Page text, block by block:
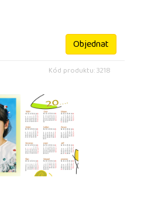
Objednat
Kód produktu: 3218